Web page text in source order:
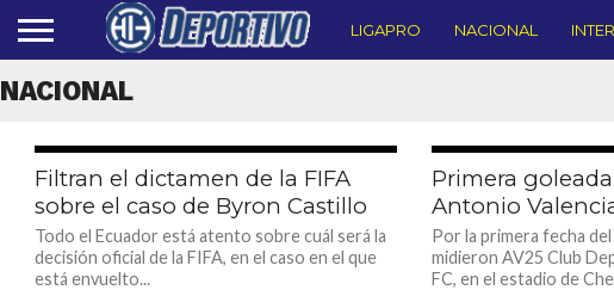
LIGAPRO NACIONAL
NACIONAL
Filtran el dictamen de la FIFA
sobre el caso de Byron Castillo
Todo el Ecuador está atento sobre cuál será la
decisión oficial de la FIFA, en el caso en el que
está envuelto...
Primera
Antonio
Por la primera fecha
midieron AV25 Club
FC, en el estadio de